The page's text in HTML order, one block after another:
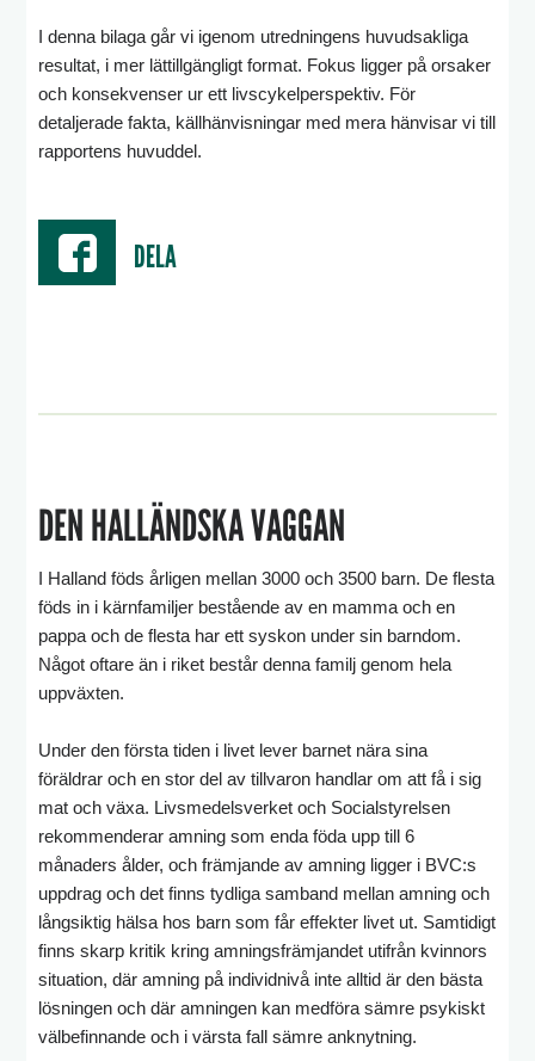
I denna bilaga går vi igenom utredningens huvudsakliga
resultat, i mer lättillgängligt format. Fokus ligger på orsaker
och konsekvenser ur ett livscykelperspektiv. För
detaljerade fakta, källhänvisningar med mera hänvisar vi till
rapportens huvuddel.
DELA
DEN HALLÄNDSKA VAGGAN
I Halland föds årligen mellan 3000 och 3500 barn. De flesta
föds in i kärnfamiljer bestående av en mamma och en
pappa och de flesta har ett syskon under sin barndom.
Något oftare än i riket består denna familj genom hela
uppväxten.
Under den första tiden i livet lever barnet nära sina
föräldrar och en stor del av tillvaron handlar om att få i sig
mat och växa. Livsmedelsverket och Socialstyrelsen
rekommenderar amning som enda föda upp till 6
månaders ålder, och främjande av amning ligger i BVC:s
uppdrag och det finns tydliga samband mellan amning och
långsiktig hälsa hos barn som får effekter livet ut. Samtidigt
finns skarp kritik kring amningsfrämjandet utifrån kvinnors
situation, där amning på individnivå inte alltid är den bästa
lösningen och där amningen kan medföra sämre psykiskt
välbefinnande och i värsta fall sämre anknytning.